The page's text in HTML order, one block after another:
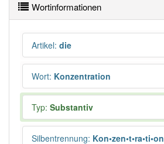
Wortinformationen
Artikel: die
Wort: Konzentration
Typ: Substantiv
Silbentrennung: Kon•zen•t•ra•ti•on